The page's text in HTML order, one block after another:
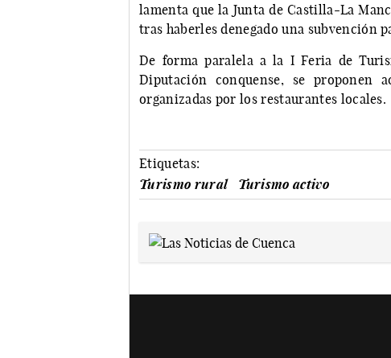
lamenta que la Junta de Castilla-La
tras haberles denegado una subvención
De forma paralela a la I Feria de
Diputación conquense, se proponen
organizadas por los restaurantes locales.
Etiquetas:
Turismo rural
Turismo activo